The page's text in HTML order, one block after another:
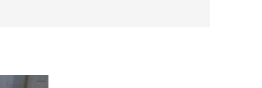
က် စုပေါင်းမဟာဘုံကထိန် အလှူတော်မင်္ဂလာအခမ်းအနား ကျင်းပ